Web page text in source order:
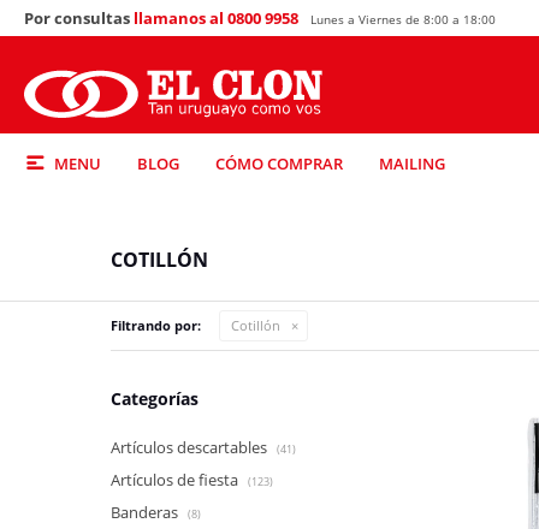
MENU BLOG CÓMO COMPRAR MAILING
Por consultas llamanos al 0800 9958 Lunes a Viernes de 8:00 a 18:00
COTILLÓN
Filtrando por: Cotillón
Categorías
Artículos descartables (41)
Artículos de fiesta (123)
Banderas (8)